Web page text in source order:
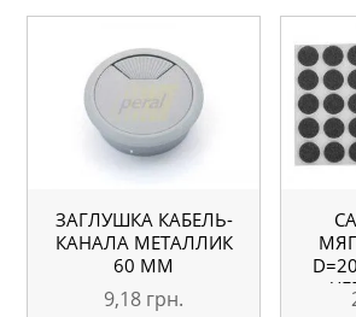
ЗАГЛУШКА КАБЕЛЬ-
КАНАЛА МЕТАЛЛИК
60 ММ
9,18 грн.